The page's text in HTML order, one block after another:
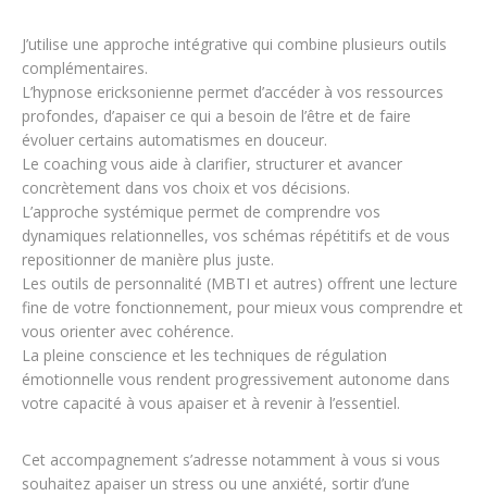
J’utilise une approche intégrative qui combine plusieurs outils
complémentaires.
L’hypnose ericksonienne permet d’accéder à vos ressources
profondes, d’apaiser ce qui a besoin de l’être et de faire
évoluer certains automatismes en douceur.
Le coaching vous aide à clarifier, structurer et avancer
concrètement dans vos choix et vos décisions.
L’approche systémique permet de comprendre vos
dynamiques relationnelles, vos schémas répétitifs et de vous
repositionner de manière plus juste.
Les outils de personnalité (MBTI et autres) offrent une lecture
fine de votre fonctionnement, pour mieux vous comprendre et
vous orienter avec cohérence.
La pleine conscience et les techniques de régulation
émotionnelle vous rendent progressivement autonome dans
votre capacité à vous apaiser et à revenir à l’essentiel.
Cet accompagnement s’adresse notamment à vous si vous
souhaitez apaiser un stress ou une anxiété, sortir d’une